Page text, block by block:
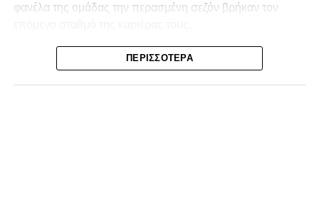
φανέλα της ομάδας την περασμένη σεζόν βρήκαν τον
Ο λόγος για τον Βασίλη Τρούμπουλο και τον Χρυσόστομο
Στάγκο, οι οποίοι θα συνεχίσουν μαζί την ποδοσφαιρική
ΠΕΡΙΣΣΌΤΕΡΑ